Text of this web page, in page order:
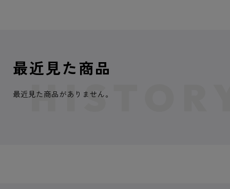
最近見た商品
最近見た商品がありません。